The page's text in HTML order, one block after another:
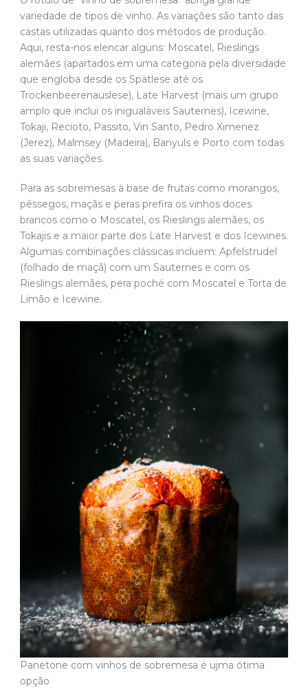
variedade de tipos de vinho. As variações são tanto das
castas utilizadas quanto dos métodos de produção.
Aqui, resta-nos elencar alguns: Moscatel, Rieslings
alemães (apartados em uma categoria pela diversidade
que engloba desde os Spätlese até os
Trockenbeerenauslese), Late Harvest (mais um grupo
amplo que inclui os inigualáveis Sauternes), Icewine,
Tokaji, Recioto, Passito, Vin Santo, Pedro Ximenez
(Jerez), Malmsey (Madeira), Banyuls e Porto com todas
as suas variações.
Para as sobremesas à base de frutas como morangos,
pêssegos, maçãs e peras prefira os vinhos doces
brancos como o Moscatel, os Rieslings alemães, os
Tokajis e a maior parte dos Late Harvest e dos Icewines.
Algumas combinações clássicas incluem: Apfelstrudel
(folhado de maçã) com um Sauternes e com os
Rieslings alemães, pera poché com Moscatel e Torta de
Limão e Icewine.
Panetone com vinhos de sobremesa é ujma ótima
opção